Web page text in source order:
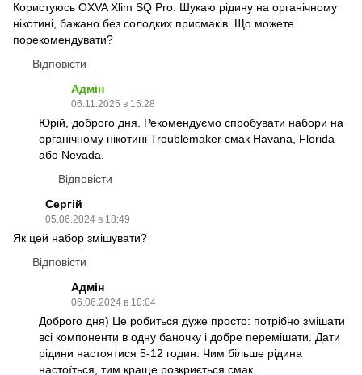
Користуюсь OXVA Xlim SQ Pro. Шукаю рідину на органічному
нікотині, бажано без солодких присмаків. Що можете
порекомендувати?
Відповісти
Адмін
06.11.2025 в 15:28
Юрій, доброго дня. Рекомендуємо спробувати набори на
органічному нікотині Troublemaker смак Havana, Florida
або Nevada.
Відповісти
Сергій
05.06.2024 в 18:49
Як цей набор змішувати?
Відповісти
Адмін
06.06.2024 в 10:04
Доброго дня) Це робиться дуже просто: потрібно змішати
всі компоненти в одну баночку і добре перемішати. Дати
рідини настоятися 5-12 годин. Чим більше рідина
настоїться, тим краще розкриється смак